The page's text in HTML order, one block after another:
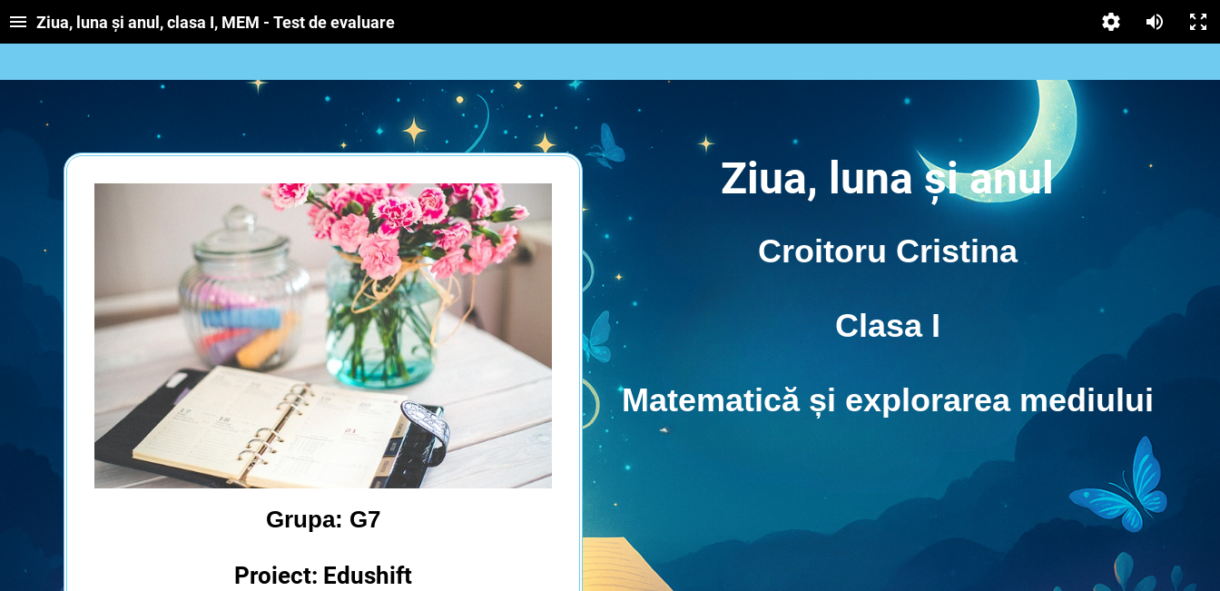
Ziua, luna și anul, clasa I, MEM - Test de evaluare
Grupa: G7
Proiect: Edushift
Ziua, luna și anul
Croitoru Cristina
Clasa I
Matematică și explorarea mediului